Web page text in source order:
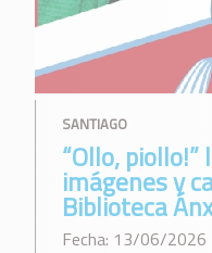
SANTIAGO
“Ollo,
imágenes y
Biblioteca
Fecha: 13/06/2026